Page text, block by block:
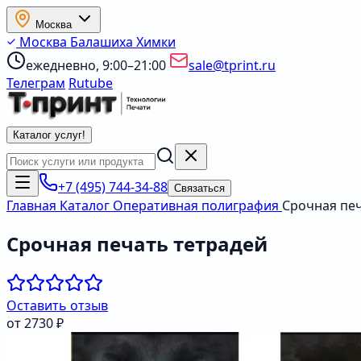
Москва
Москва Балашиха Химки
ежедневно, 9:00–21:00
sale@tprint.ru
Телеграм Rutube
Каталог услуг!
+7 (495) 744-34-88 Связаться
Главная Каталог Оперативная полиграфия Срочная
Срочная печать тетрадей
Оставить отзыв
от 2730 ₽